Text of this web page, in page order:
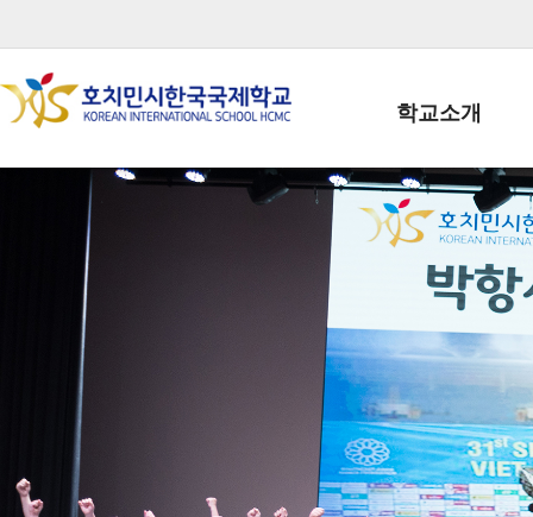
학교소개
학교장인사말
학생회장인사말
학교상징
학교 CI
교직원현황
학생현황
위치/전화
전경사진